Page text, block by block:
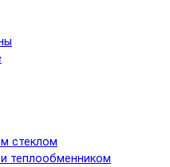
стеклом
теплообменником